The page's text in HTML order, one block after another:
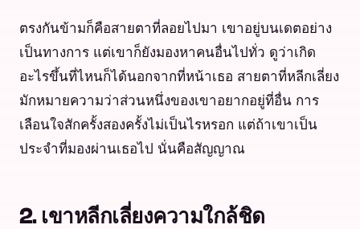
ตรงกันข้ามก็คือสายตาที่ลอยไปมา เขาอยู่บนเดตอย่าง
เป็นทางการ แต่เขาก็ยังมองหาคนอื่นไปทั่ว ดูว่าเกิด
อะไรขึ้นที่ไหนก็ได้นอกจากที่หน้าเธอ สายตาที่หลีกเลี่ยง
มักหมายความว่าส่วนหนึ่งของเขาอยากอยู่ที่อื่น การ
เลือนใจสักครั้งสองครั้งไม่เป็นไรหรอก แต่ถ้าเขาเป็น
ประจำที่มองผ่านเธอไป นั่นคือสัญญาณ
2. เขาหลีกเลี่ยงความใกล้ชิด